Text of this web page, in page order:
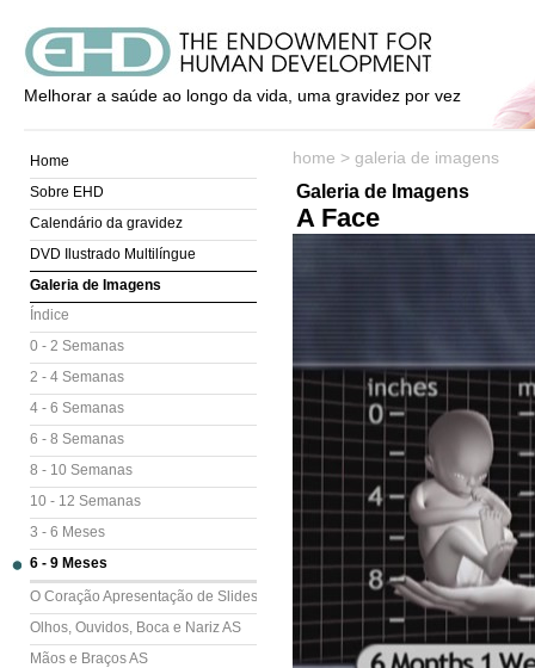
Melhorar a saúde ao longo da vida, uma gravidez por vez
Home
Sobre EHD
Calendário da gravidez
DVD Ilustrado Multilíngue
Galeria de Imagens
Índice
0 - 2 Semanas
2 - 4 Semanas
4 - 6 Semanas
6 - 8 Semanas
8 - 10 Semanas
10 - 12 Semanas
3 - 6 Meses
6 - 9 Meses
O Coração Apresentação de Slides (AS)
Olhos, Ouvidos, Boca e Nariz AS
Mãos e Braços AS
home > galeria de imagens
Galeria de Imagens
A Face